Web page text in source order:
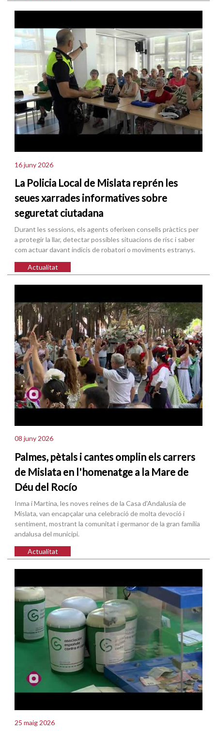
16 juny 2026
La Policia Local de Mislata reprén les
seues xarrades informatives sobre
seguretat ciutadana
Durant les sessions, els agents oferixen consells pràctics per
a protegir la llar, detectar possibles situacions de risc i saber
com actuar davant indicis de robatori o moviments estranys.
Actualitat
08 juny 2026
Palmes, pètals i cantes omplin els carrers
de Mislata en l'homenatge a la Mare de
Déu del Rocío
Inma i Martina, les noves reines de la Casa d'Andalusia de
Mislata, van encapçalar una celebració de molta devoció i
sentiment, mostrant la comunitat i germanor de la gran família
andalusa del municipi.
Actualitat
25 maig 2026